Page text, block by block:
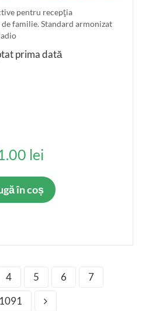
pentru recepţia
familie. Standard armonizat
prima dată
lei
în coș
4 5 6
7
1091